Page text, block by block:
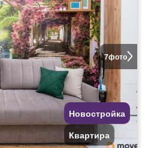
7фото
Новостройка
Квартира